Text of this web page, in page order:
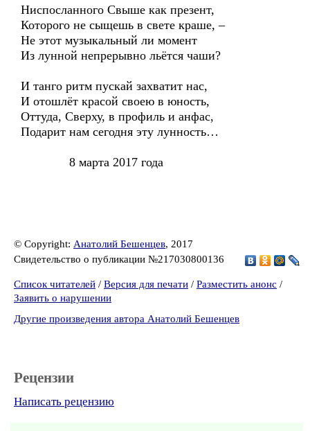
Ниспосланного Свыше как презент,
Которого не сыщешь в свете краше, –
Не этот музыкальный ли момент
Из лунной непрерывно льётся чаши?
И танго ритм пускай захватит нас,
И отошлёт красой своею в юность,
Оттуда, Сверху, в профиль и анфас,
Подарит нам сегодня эту лунность…
8 марта 2017 года
© Copyright: Анатолий Бешенцев, 2017
Свидетельство о публикации №217030800136
Список читателей / Версия для печати / Разместить анонс /
Заявить о нарушении
Другие произведения автора Анатолий Бешенцев
Рецензии
Написать рецензию